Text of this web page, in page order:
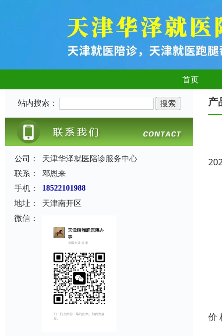
首页
站内搜索：
公司：
天津华泽就医陪诊服务中心
联系：
邓恩来
手机：
18522101988
地址：
天津南开区
微信：
产
价